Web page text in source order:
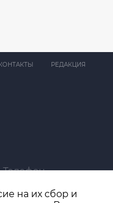
РЕДАКЦИЯ
Телефон
на их сбор и